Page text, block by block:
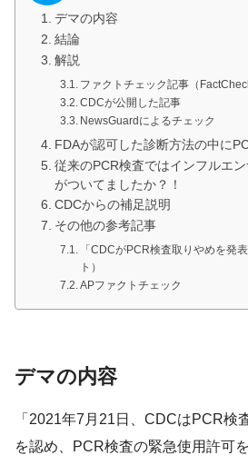
デマの内容
結論
解説
ファクトチェック記事（
CDCが公開した記事
NewsGuardによるチェック
FDAが認可した診断方法の中に
従来のPCR検査ではインフルエ
がついてましたか？！
CDCからの補足説明
その他の参考記事
「CDCがPCR検査取りやめを発
ト）
APファクトチェック
デマの内容
「2021年7月21日、CDCはPCR検
を認め、PCR検査の緊急使用許可